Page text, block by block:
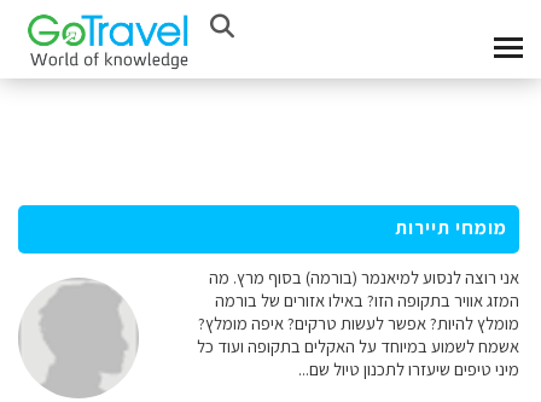
מומחי תיירות
אני רוצה לנסוע למיאנמר (בורמה) בסוף מרץ. מה
המזג אוויר בתקופה הזו? באילו אזורים של בורמה
מומלץ להיות? אפשר לעשות טרקים? איפה מומלץ?
אשמח לשמוע במיוחד על האקלים בתקופה ועוד כל
מיני טיפים שיעזרו לתכנון טיול שם...